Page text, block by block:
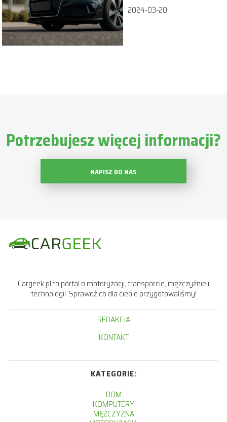
2024-03-20
Potrzebujesz więcej informacji?
NAPISZ DO NAS
Cargeek.pl to portal o motoryzacji, transporcie, mężczyźnie i
technologii. Sprawdź co dla ciebie przygotowaliśmy!
REDAKCJA
KONTAKT
KATEGORIE:
DOM
KOMPUTERY
MĘŻCZYZNA